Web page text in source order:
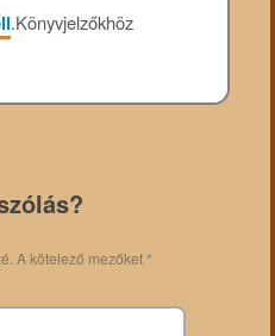
.Könyvjelzőkhöz
A kötelező mezőket*